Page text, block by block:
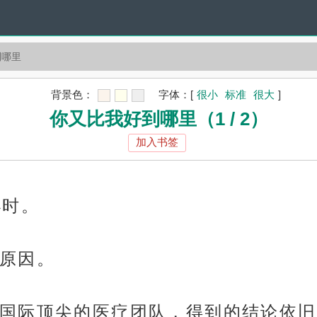
里
背景色： 字体： [ 很小 标准 很大 ]
你又比我好到哪里（1 / 2）
加入书签
。
因。
际顶尖的医疗团队，得到的结论依